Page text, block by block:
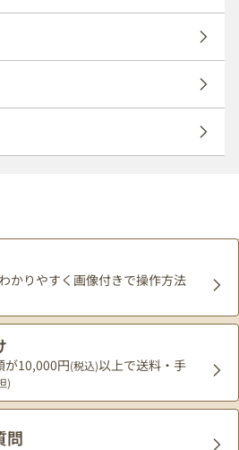
かりやすく 画像付きで操作方法
が10,000円(税込)以上で送料・手
)
問